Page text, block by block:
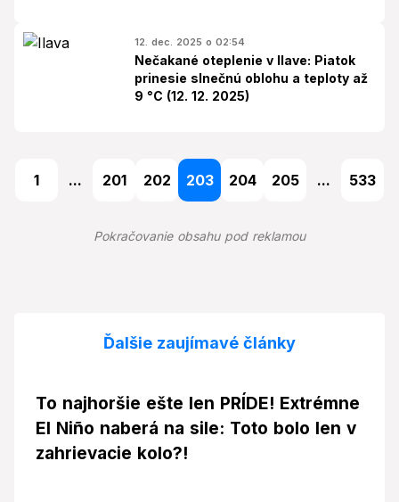
12. dec. 2025 o 02:54
Nečakané oteplenie v Ilave: Piatok
prinesie slnečnú oblohu a teploty až
9 °C (12. 12. 2025)
1 ... 201 202 203 204 205 ... 533
Pokračovanie obsahu pod reklamou
Ďalšie zaujímavé články
To najhoršie ešte len PRÍDE! Extrémne
El Niño naberá na sile: Toto bolo len v
zahrievacie kolo?!